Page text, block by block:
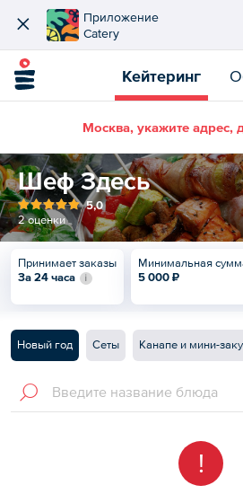
Приложение
Catery
Кейтеринг
Москва, укажите адрес,
Шеф Здесь
5,0
2 оценки
Принимает заказы
За 24 часа
Минимальная
5 000 ₽
Новый год Сеты Канапе и мини-
!